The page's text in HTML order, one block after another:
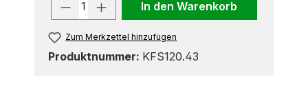
In den Warenkorb
Zum Merkzettel hinzufügen
Produktnummer: KFS120.43